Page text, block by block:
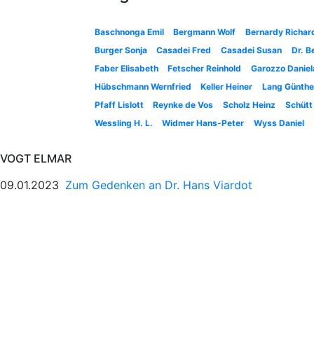
Baschnonga Emil Bergmann Wolf
Bernardy
Burger Sonja
Casadei Fred Casadei Susan
Dr.
Faber Elisabeth
Fetscher Reinhold
Garozzo
Hübschmann Wernfried
Keller Heiner
Lang
Pfaff Lislott
Reynke de Vos Scholz Heinz
Schütt
Wessling H. L.
Widmer Hans-Peter Wyss Daniel
VOGT ELMAR
09.01.2023 Zum Gedenken an Dr. Hans Viardot